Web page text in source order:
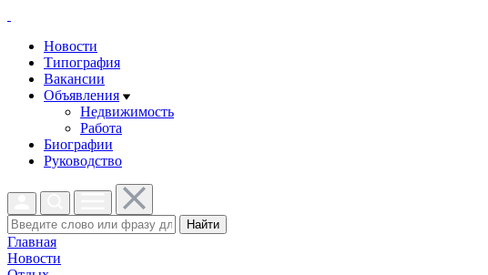
Новости
Типография
Вакансии
Объявления
Недвижимость
Работа
Биографии
Руководство
Найти
Главная
Новости